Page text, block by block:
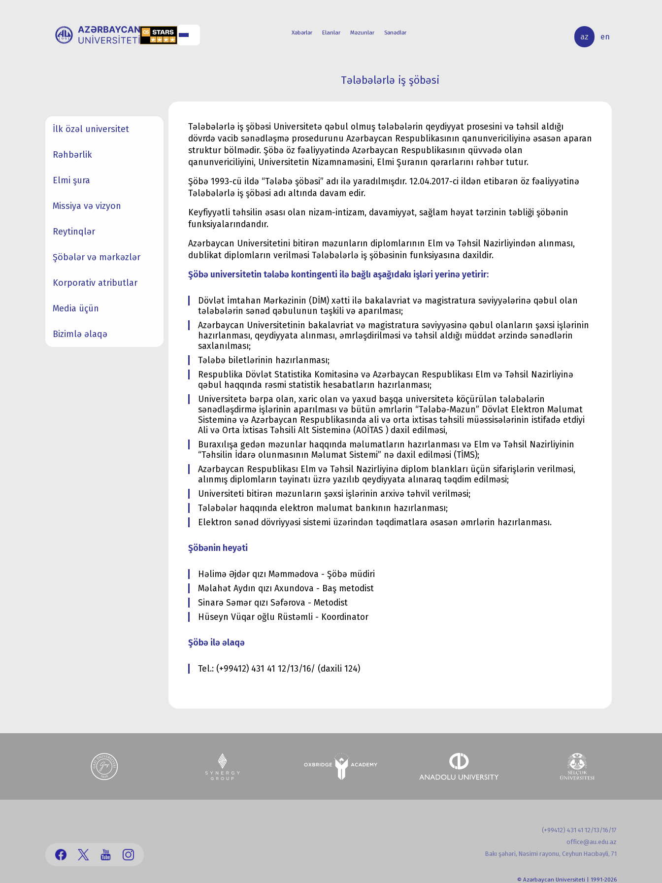
Xəbərlər Elanlar Məzunlar Sənədlər az en
İlk özəl universitet
Rəhbərlik
Elmi şura
Missiya və vizyon
Reytinqlər
Şöbələr və mərkəzlər
Korporativ atributlar
Media üçün
Bizimlə əlaqə
Tələbələrlə iş şöbəsi
Tələbələrlə iş şöbəsi Universitetə qəbul olmuş tələbələrin qeydiyyat prosesini və təhsil aldığı
dövrdə vacib sənədləşmə prosedurunu Azərbaycan Respublikasının qanunvericiliyinə əsasən aparan
struktur bölmədir. Şöbə öz fəaliyyətində Azərbaycan Respublikasının qüvvədə olan
qanunvericiliyini, Universitetin Nizamnaməsini, Elmi Şuranın qərarlarını rəhbər tutur.
Şöbə 1993-cü ildə “Tələbə şöbəsi” adı ilə yaradılmışdır. 12.04.2017-ci ildən etibarən öz fəaliyyətinə
Tələbələrlə iş şöbəsi adı altında davam edir.
Keyfiyyətli təhsilin əsası olan nizam-intizam, davamiyyət, sağlam həyat tərzinin təbliği şöbənin
funksiyalarındandır.
Azərbaycan Universitetini bitirən məzunların diplomlarının Elm və Təhsil Nazirliyindən alınması,
dublikat diplomların verilməsi Tələbələrlə iş şöbəsinin funksiyasına daxildir.
Şöbə universitetin tələbə kontingenti ilə bağlı aşağıdakı işləri yerinə yetirir:
Dövlət İmtahan Mərkəzinin (DİM) xətti ilə bakalavriat və magistratura səviyyələrinə qəbul olan
tələbələrin sənəd qəbulunun təşkili və aparılması;
Azərbaycan Universitetinin bakalavriat və magistratura səviyyəsinə qəbul olanların şəxsi işlərinin
hazırlanması, qeydiyyata alınması, əmrləşdirilməsi və təhsil aldığı müddət ərzində sənədlərin
saxlanılması;
Tələbə biletlərinin hazırlanması;
Respublika Dövlət Statistika Komitəsinə və Azərbaycan Respublikası Elm və Təhsil Nazirliyinə
qəbul haqqında rəsmi statistik hesabatların hazırlanması;
Universitetə bərpa olan, xaric olan və yaxud başqa universitetə köçürülən tələbələrin
sənədləşdirmə işlərinin aparılması və bütün əmrlərin “Tələbə-Məzun” Dövlət Elektron Məlumat
Sisteminə və Azərbaycan Respublikasında ali və orta ixtisas təhsili müəssisələrinin istifadə etdiyi
Ali və Orta İxtisas Təhsili Alt Sisteminə (AOİTAS ) daxil edilməsi,
Buraxılışa gedən məzunlar haqqında məlumatların hazırlanması və Elm və Təhsil Nazirliyinin
“Təhsilin İdarə olunmasının Məlumat Sistemi” nə daxil edilməsi (TİMS);
Azərbaycan Respublikası Elm və Təhsil Nazirliyinə diplom blankları üçün sifarişlərin verilməsi,
alınmış diplomların təyinatı üzrə yazılıb qeydiyyata alınaraq təqdim edilməsi;
Universiteti bitirən məzunların şəxsi işlərinin arxivə təhvil verilməsi;
Tələbələr haqqında elektron məlumat bankının hazırlanması;
Elektron sənəd dövriyyəsi sistemi üzərindən təqdimatlara əsasən əmrlərin hazırlanması.
Şöbənin heyəti
Həlimə Əjdər qızı Məmmədova - Şöbə müdiri
Məlahət Aydın qızı Axundova - Baş metodist
Sinarə Səmər qızı Səfərova - Metodist
Hüseyn Vüqar oğlu Rüstəmli - Koordinator
Şöbə ilə əlaqə
Tel.: (+99412) 431 41 12/13/16/ (daxili 124)
(+99412) 431 41 12/13/16/17
office@au.edu.az
Bakı şəhəri, Nəsimi rayonu, Ceyhun Hacıbəyli, 71
© Azərbaycan Universiteti | 1991-2026